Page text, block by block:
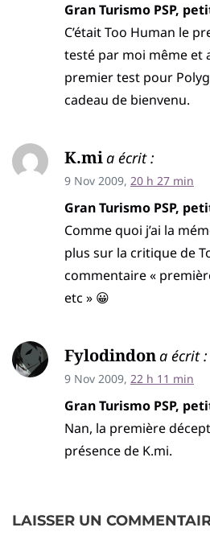
Gran Turismo PSP,
C’était Too Human le
testé par moi même et
premier test pour
cadeau de bienvenu.
K.mia écrit :
9 Nov 2009, 20 h 27 min
Gran Turismo PSP,
Comme quoi j’ai la
plus sur la critique de
commentaire «
etc » 😀
Fylodindona écrit :
9 Nov 2009, 22 h 11 min
Gran Turismo PSP,
Nan, la première
présence de K.mi.
LAISSER UN